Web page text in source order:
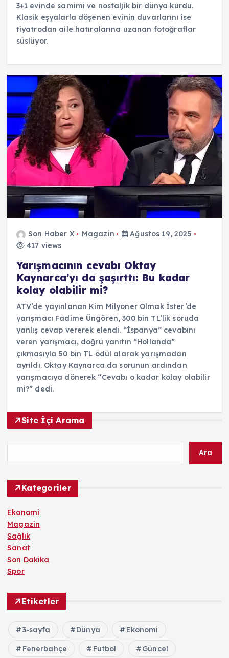
3+1 evinde samimi ve nostaljik bir dünya kurdu.
Klasik eşyalarla döşenen evinin duvarlarını ise
tiyatrodan aile hatıralarına uzanan fotoğraflar
süslüyor.
Son Haber X Magazin
Ağustos 19, 2025
417 views
Yarışmacının cevabı Oktay
Kaynarca’yı da şaşırttı: Bu kadar
kolay olabilir mi?
ATV’de yayınlanan Kim Milyoner Olmak İster’de
yarışmacı Fadime Üngören, 300 bin TL’lik soruda
yanlış cevap vererek elendi. “İspanya” cevabını
veren yarışmacı, doğru yanıtın “Hollanda”
çıkmasıyla 50 bin TL ödül alarak yarışmadan
ayrıldı. Oktay Kaynarca da sorunun ardından
yarışmacıya dönerek “Cevabı o kadar kolay olabilir
mi?” dedi.
Site İçi Arama
Ara
Kategoriler
Ekonomi
Magazin
Sağlık
Sanat
Son Dakika
Spor
Etiketler
3-sayfa Dünya Ekonomi
Fenerbahçe Futbol Güncel